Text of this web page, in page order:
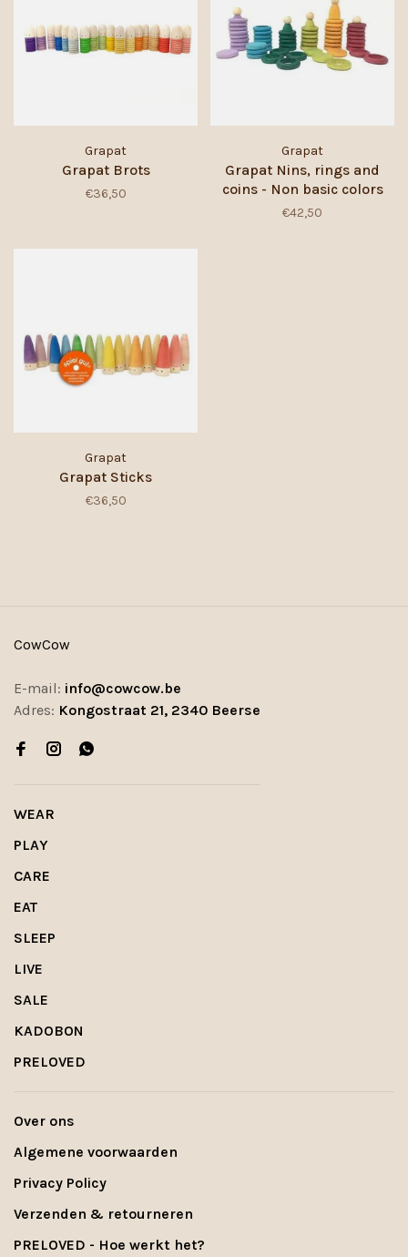
Grapat
Grapat Brots
€36,50
Grapat
Grapat Nins, rings and
coins - Non basic colors
€42,50
Grapat
Grapat Sticks
€36,50
CowCow
E-mail: info@cowcow.be
Adres: Kongostraat 21, 2340 Beerse
WEAR
PLAY
CARE
EAT
SLEEP
LIVE
SALE
KADOBON
PRELOVED
Over ons
Algemene voorwaarden
Privacy Policy
Verzenden & retourneren
PRELOVED - Hoe werkt het?